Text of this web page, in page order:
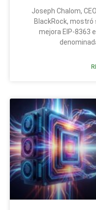
Joseph Chalom,
BlackRock,
mejora EIP-8363